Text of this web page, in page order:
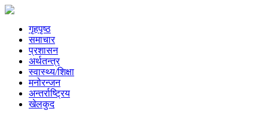
गृहपृष्ठ
समाचार
प्रशासन
अर्थतन्त्र
स्वास्थ्य/शिक्षा
मनोरन्जन
अन्तर्राष्ट्रिय
खेलकुद